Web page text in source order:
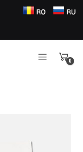
0